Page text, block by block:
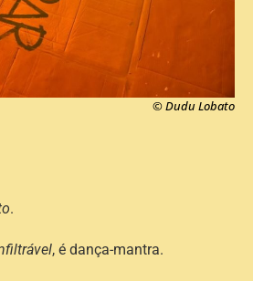
© Dudu Lobato
.
, é dança-mantra.